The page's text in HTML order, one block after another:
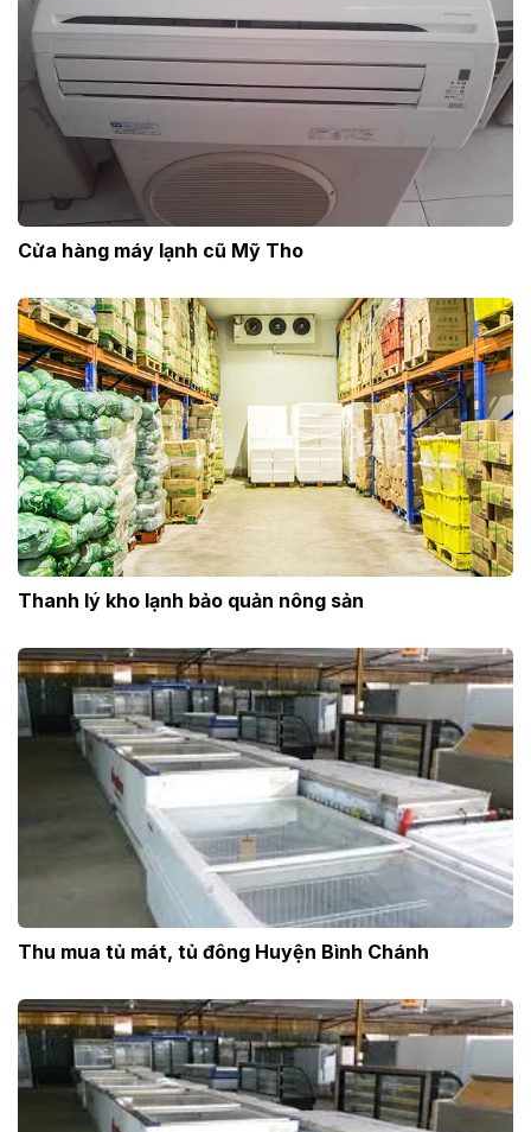
Cửa hàng máy lạnh cũ Mỹ Tho
Thanh lý kho lạnh bảo quản nông sản
Thu mua tủ mát, tủ đông Huyện Bình Chánh